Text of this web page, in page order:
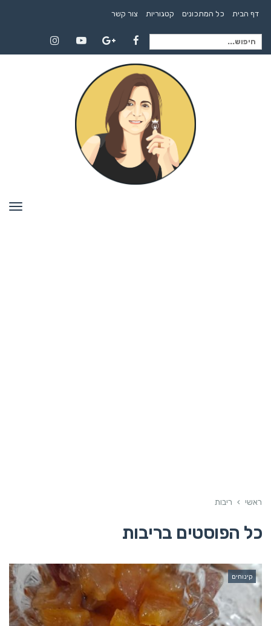
דף הבית כל המתכונים קטגוריות צור קשר
חיפוש
Facebook
Google+
YouTube
Instagram
ראשי › ריבות
כל הפוסטים בריבות
קינוחים